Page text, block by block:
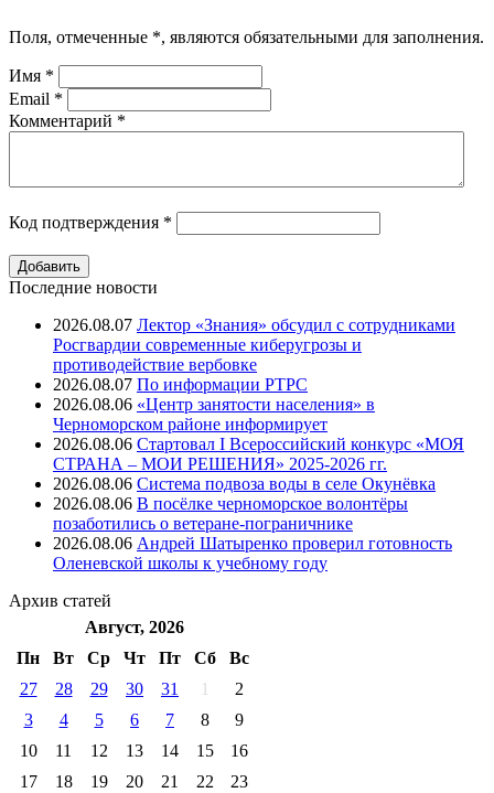
Поля, отмеченные *, являются обязательными для заполнения.
Имя *
Email *
Комментарий *
Код подтверждения *
Последние новости
2026.08.07 Лектор «Знания» обсудил с сотрудниками
Росгвардии современные киберугрозы и
противодействие вербовке
2026.08.07 ⁠По информации РТРС
2026.08.06 «Центр занятости населения» в
Черноморском районе информирует
2026.08.06 Стартовал I Всероссийский конкурс «МОЯ
СТРАНА – МОИ РЕШЕНИЯ» 2025-2026 гг.
2026.08.06 Система подвоза воды в селе Окунёвка
2026.08.06 В посёлке черноморское волонтёры
позаботились о ветеране-пограничнике
2026.08.06 Андрей Шатыренко проверил готовность
Оленевской школы к учебному году
Архив статей
Август, 2026
Пн
Вт Ср Чт Пт Cб
Вс
27
28 29 30 31 1
2
3
4 5 6 7 8
9
10
11 12 13 14 15
16
17
18 19 20 21 22
23